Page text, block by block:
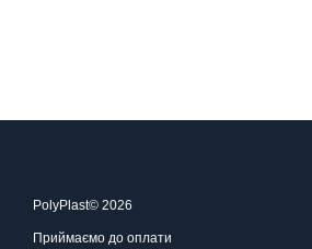
PolyPlast© 2026
Приймаємо до оплати